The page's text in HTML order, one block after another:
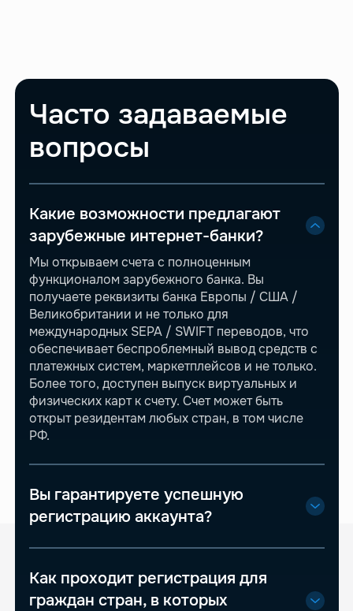
Часто задаваемые
вопросы
Какие возможности предлагают
зарубежные интернет-банки?
Мы открываем счета с полноценным
функционалом зарубежного банка. Вы
получаете реквизиты банка Европы / США /
Великобритании и не только для
международных SEPA / SWIFT переводов, что
обеспечивает беспроблемный вывод средств c
платежных систем, маркетплейсов и не только.
Более того, доступен выпуск виртуальных и
физических карт к счету. Счет может быть
открыт резидентам любых стран, в том числе
РФ.
Вы гарантируете успешную
регистрацию аккаунта?
Как проходит регистрация для
граждан стран, в которых